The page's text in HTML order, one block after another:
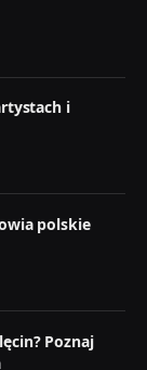
i
polskie
Poznaj